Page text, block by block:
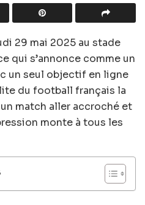
29 mai 2025 au stade
qui s’annonce comme un
un seul objectif en ligne
du football français la
match aller accroché et
monte à tous les